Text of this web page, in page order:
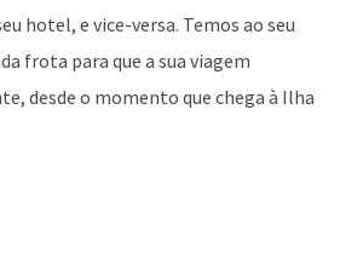
hotel, e vice-versa. Temos ao seu
frota para que a sua viagem
desde o momento que chega à Ilha